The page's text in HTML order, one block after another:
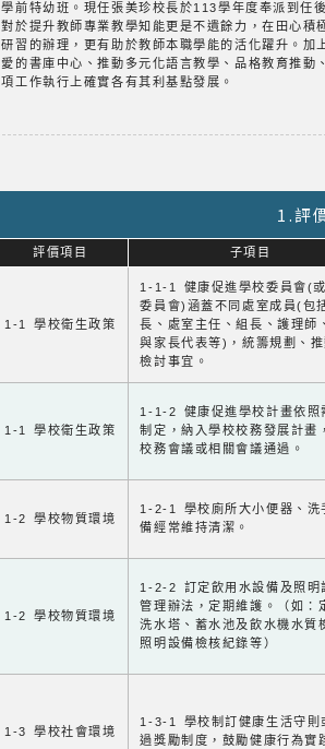
學前特幼班。現任張美珍校長於113學年度奉派到任
對於提升教師專業教學知能更是不遺餘力，在田心
研習的辦理，更有助於教師本職學能的活化躍升。
愛的書庫中心、推動多元化語言教學、品格教育推
項工作執行上確實各有其利基點發展。
1.評
評價項目 子項目
1-1 學校衛生政策
1-1-1 健康促進學校委員會(
委員會)涵蓋不同處室成員(包
長、處室主任、組長、護理師
與家長代表等)，統籌規劃、
檢討事宜。
1-1 學校衛生政策
1-1-2 健康促進學校計畫依照
制定，納入學校校務發展計畫
校務會議或相關會議通過。
1-2 學校物質環境
1-2-1 學校廁所大小便器、洗
備經常維持清潔。
1-2 學校物質環境
1-2-2 訂定飲用水設備及照明
管理辦法，定期維護。（如：
洗水塔、蓄水池及飲水機水質
照明設備檢核紀錄等）
1-3 學校社會環境
1-3-1 學校制訂健康生活守則
過獎勵制度，鼓勵健康行為實